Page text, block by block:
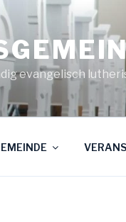
evangelisch